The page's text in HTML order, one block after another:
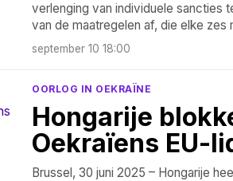
verlenging van individuele sancties
van de maatregelen af, die elke zes
september 10 18:00
OORLOG IN OEKRAÏNE
Hongarije
Oekraïens EU-
Brussel, 30 juni 2025 – Hongarije